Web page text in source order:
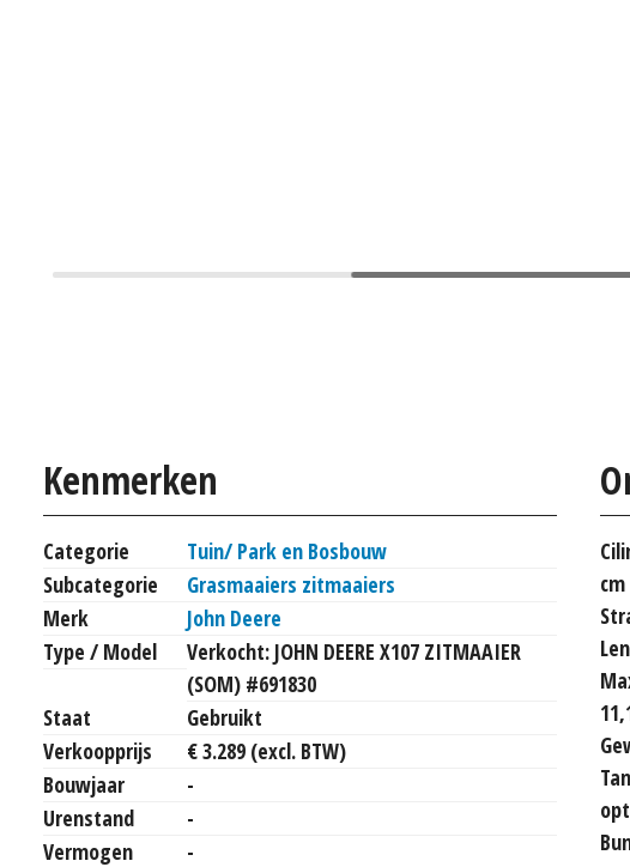
Kenmerken
Categorie
Tuin/ Park en Bosbouw
Subcategorie
Grasmaaiers zitmaaiers
Merk
John Deere
Type / Model
Verkocht: JOHN DEERE X107 ZITMAAIER
(SOM) #691830
Staat
Gebruikt
Verkoopprijs
€ 3.289 (excl. BTW)
Bouwjaar
-
Urenstand
-
Vermogen
-